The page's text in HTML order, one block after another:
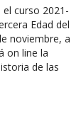
curso 2021-
Edad del
noviembre, a
on line la
de las